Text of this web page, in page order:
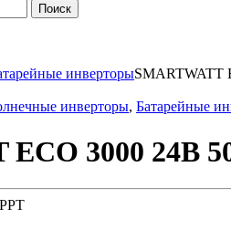
Поиск
инверторыSMARTWATT
инверторы, Батарейные
ECO 3000 24В